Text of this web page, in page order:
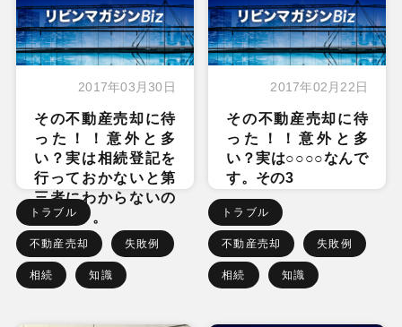
2017年03月30日
その不動産売却に待
った！！意外と多
い？実は相続登記を
行っておかないと第
三者にわからないの
です。。。
トラブル
不動産売却 失敗例
相続 知識
2017年02月22日
その不動産売却に待
った！！意外と多
い？実は○○○○なんで
す。その3
トラブル
不動産売却 失敗例
相続 知識